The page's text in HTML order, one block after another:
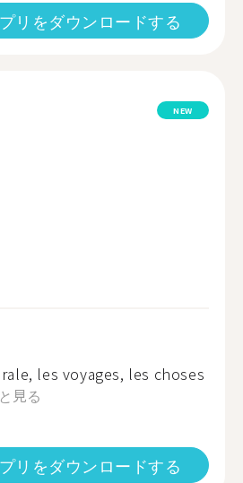
リをダウンロードする
NEW
les voyages, les choses
見る
リをダウンロードする